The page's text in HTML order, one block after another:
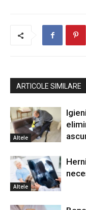
ARTICOLE SIMILARE
Altele
Altele